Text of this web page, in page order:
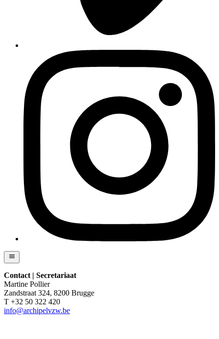
Contact | Secretariaat
Martine Pollier
Zandstraat 324, 8200 Brugge
T +32 50 322 420
info@archipelvzw.be